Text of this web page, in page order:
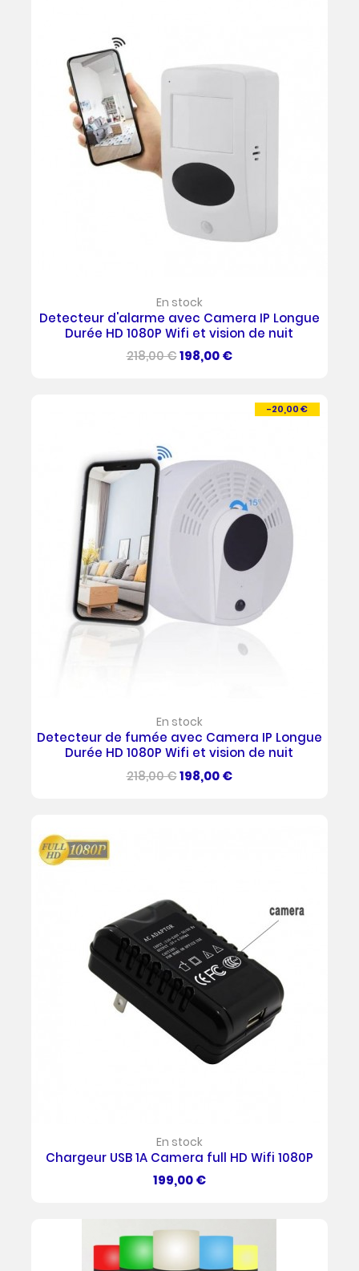
En stock
Detecteur d'alarme avec Camera IP Longue
Durée HD 1080P Wifi et vision de nuit
Prix
218,00 €Prix
198,00 €
En stock
-20,00 €
Detecteur de fumée avec Camera IP Longue
Durée HD 1080P Wifi et vision de nuit
Prix
218,00 €Prix
198,00 €
En stock
Chargeur USB 1A Camera full HD Wifi 1080P
Prix
199,00 €